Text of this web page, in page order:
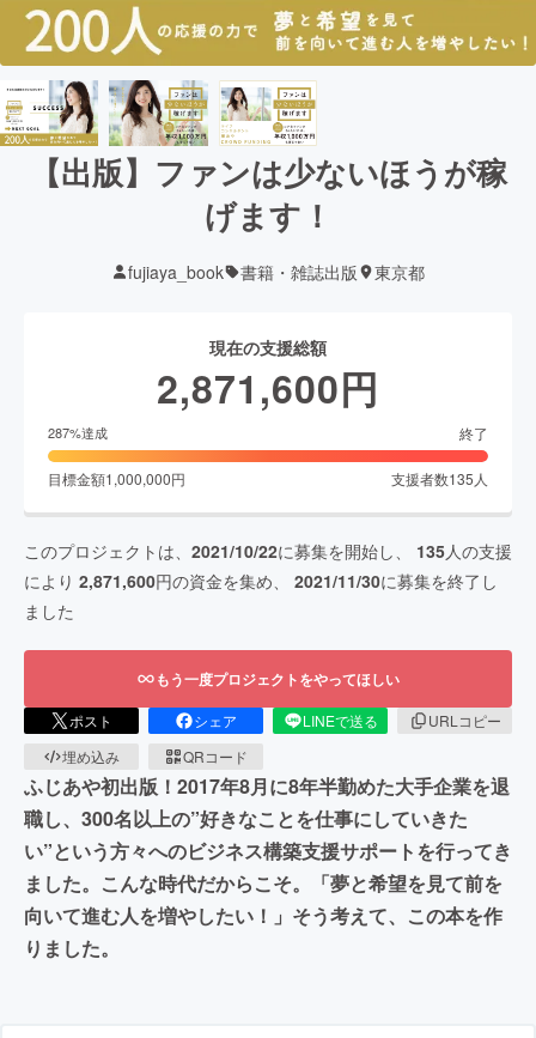
【出版】ファンは少ないほうが稼
げます！
fujiaya_book 書籍・雑誌出版 東京都
現在の支援総額
2,871,600円
287%達成 終了
目標金額1,000,000円 支援者数135 人
このプロジェクトは、 2021/10/22に募集を開始し、 135人の支援
により 2,871,600円の資金を集め、 2021/11/30に募集を終了し
ました
もう一度プロジェクトをやってほしい
ポスト シェア LINEで送る
URLコピー
埋め込み
QRコード
ふじあや初出版！2017年8月に8年半勤めた大手企業を退
職し、300名以上の”好きなことを仕事にしていきた
い”という方々へのビジネス構築支援サポートを行ってき
ました。こんな時代だからこそ。「夢と希望を見て前を
向いて進む人を増やしたい！」そう考えて、この本を作
りました。